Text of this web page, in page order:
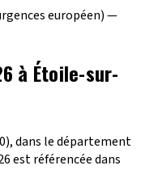
européen) —
à Étoile-sur-
dans le département
est référencée dans